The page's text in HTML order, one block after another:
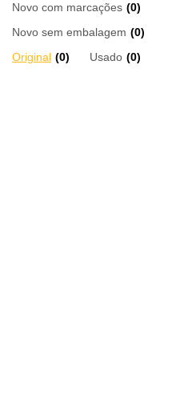
Novo com marcações (0)
Novo sem embalagem (0)
Original (0) Usado (0)